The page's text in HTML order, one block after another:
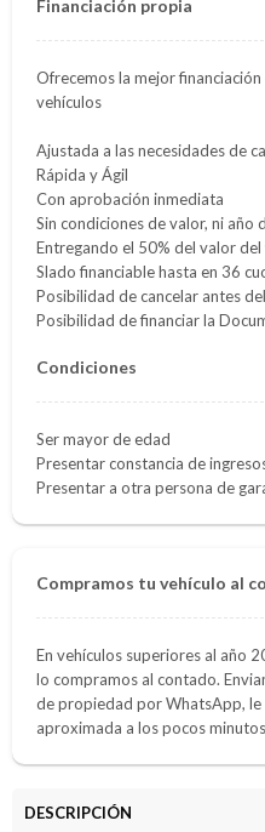
Financiación propia
Ofrecemos la mejor
vehículos
Ajustada a las necesidades de
Rápida y Ágil
Con aprobación inmediata
Sin condiciones de valor, ni año
Entregando el 50% del valor del
Slado financiable hasta en 36
Posibilidad de cancelar antes
Posibilidad de financiar la
Condiciones
Ser mayor de edad
Presentar constancia de
Presentar a otra persona de
Compramos tu vehículo al
En vehículos superiores al año
lo compramos al contado.
de propiedad por WhatsApp, le
aproximada a los pocos
DESCRIPCIÓN